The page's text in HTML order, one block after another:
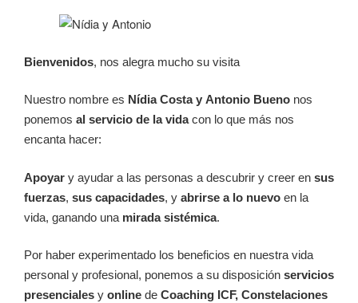
Bienvenidos, nos alegra mucho su visita
Nuestro nombre es Nídia Costa y Antonio Bueno nos
ponemos al servicio de la vidacon lo que más nos
encanta hacer:
Apoyar y ayudar a las personas a descubrir y creer en sus
fuerzas, sus capacidades, y abrirse a lo nuevo en la
vida, ganando una mirada sistémica.
Por haber experimentado los beneficios en nuestra vida
personal y profesional, ponemos a su disposición servicios
presenciales y online de Coaching ICF, Constelaciones